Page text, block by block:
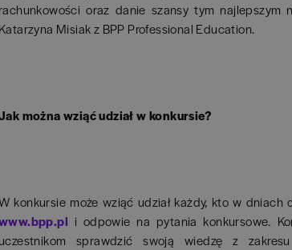
rachunkowości oraz danie szansy tym
Katarzyna Misiak z BPP Professional Education.
można wziąć udział w konkursie?
konkursie może wziąć udział każdy, kto w
i odpowie na pytania konkursowe.
sprawdzić swoją wiedzę z